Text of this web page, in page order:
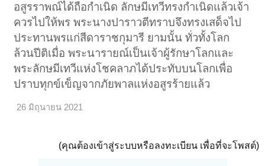
อสูรราพณ์ได้ถือกำเนิด ลักษมีเทวีทรงกำเนิดแล้วเจ้า
ควรไปให้พร พระนางปาราวตีทราบจึงทรงเสด็จไป
ประทานพรแก่สีดาราชกุมารี ยามนั้น ทั่วทั้งโลก
ล้วนปีติเมื่อ พระนารายณ์เป็นเจ้าผู้รักษาโลกและ
พระลักษมีเทวีแห่งโชคลาภได้ประทับบนโลกเพื่อ
ปราบทุกข์เข็ญจากภัยพาลแห่งอสูรร้ายแล้ว
26 มิถุนายน 2021
(คุณต้องเข้าสู่ระบบหรือลงทะเบียน เพื่อที่จะโพสต์)